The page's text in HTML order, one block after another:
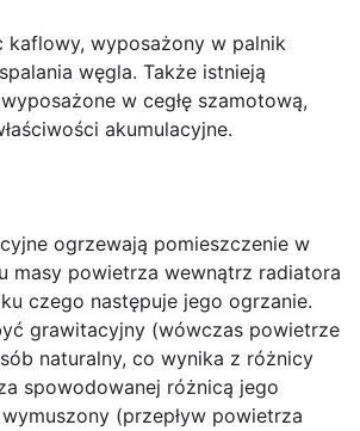
kaflowy, wyposażony w palnik
węgla. Także istnieją
w cegłę szamotową,
akumulacyjne.
ogrzewają pomieszczenie w
masy powietrza wewnątrz radiatora
czego następuje jego ogrzanie.
grawitacyjny (wówczas powietrze
naturalny, co wynika z różnicy
spowodowanej różnicą jego
(przepływ powietrza